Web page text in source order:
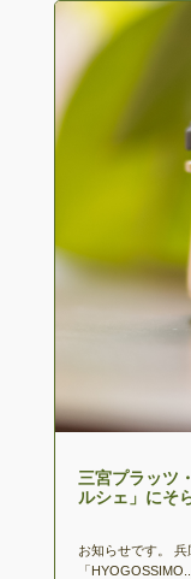
三宮プラッツ
ルシェ」にそ
お知らせです。
「HYOGOSSIMO...